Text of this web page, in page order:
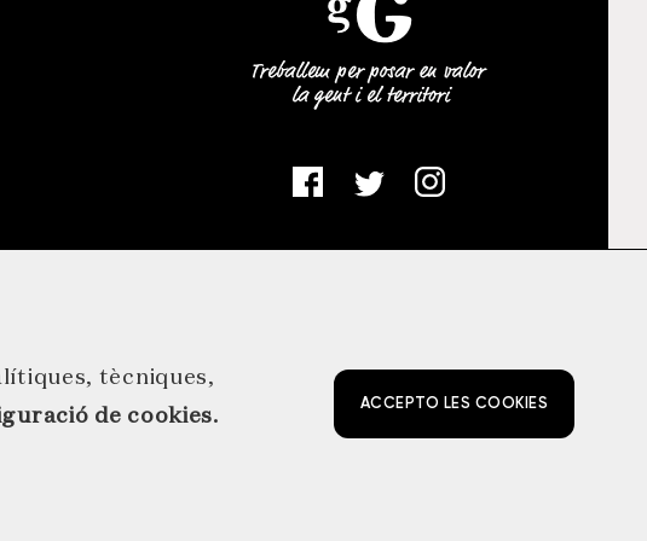
tècniques,
de cookies.
ACCEPTO LES COOKIES